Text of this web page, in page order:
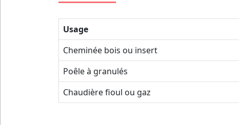
Usage
Cheminée bois ou insert
Poêle à granulés
Chaudière fioul ou gaz